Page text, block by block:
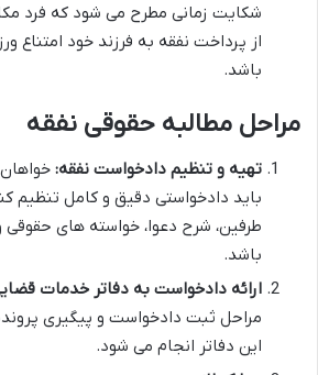
شکایت زمانی مطرح می شود که فرد
از پرداخت نفقه به فرزند خود امتناع
باشد.
مراحل مطالبه حقوقی نفقه
تهیه و تنظیم دادخواست نفقه:
باید دادخواستی دقیق و کامل
طرفین، شرح دعوا، خواسته های حقوقی
باشد.
ارائه دادخواست به دفاتر خدمات
مراحل ثبت دادخواست و پیگیری
این دفاتر انجام می شود.